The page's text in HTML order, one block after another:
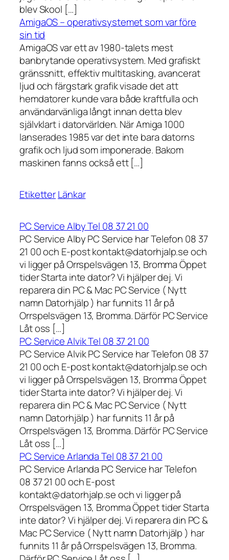
blev Skool […]
AmigaOS – operativsystemet som var före
sin tid
AmigaOS var ett av 1980-talets mest
banbrytande operativsystem. Med grafiskt
gränssnitt, effektiv multitasking, avancerat
ljud och färgstark grafik visade det att
hemdatorer kunde vara både kraftfulla och
användarvänliga långt innan detta blev
självklart i datorvärlden. När Amiga 1000
lanserades 1985 var det inte bara datorns
grafik och ljud som imponerade. Bakom
maskinen fanns också ett […]
EtiketterLänkar
PC Service Alby Tel 08 37 21 00
PC Service Alby PC Service har Telefon 08 37
21 00 och E-post kontakt@datorhjalp.se och
vi ligger på Orrspelsvägen 13, Bromma Öppet
tider Starta inte dator? Vi hjälper dej. Vi
reparera din PC & Mac PC Service ( Nytt
namn Datorhjälp ) har funnits 11 år på
Orrspelsvägen 13, Bromma. Därför PC Service
Låt oss […]
PC Service Alvik Tel 08 37 21 00
PC Service Alvik PC Service har Telefon 08 37
21 00 och E-post kontakt@datorhjalp.se och
vi ligger på Orrspelsvägen 13, Bromma Öppet
tider Starta inte dator? Vi hjälper dej. Vi
reparera din PC & Mac PC Service ( Nytt
namn Datorhjälp ) har funnits 11 år på
Orrspelsvägen 13, Bromma. Därför PC Service
Låt oss […]
PC Service Arlanda Tel 08 37 21 00
PC Service Arlanda PC Service har Telefon
08 37 21 00 och E-post
kontakt@datorhjalp.se och vi ligger på
Orrspelsvägen 13, Bromma Öppet tider Starta
inte dator? Vi hjälper dej. Vi reparera din PC &
Mac PC Service ( Nytt namn Datorhjälp ) har
funnits 11 år på Orrspelsvägen 13, Bromma.